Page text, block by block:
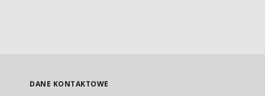
DANE KONTAKTOWE